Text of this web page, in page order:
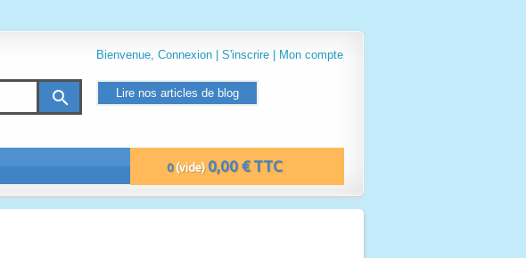
Bienvenue, Connexion | S'inscrire | Mon compte
search
0 (vide) 0,00 € TTC
Lire nos articles de blog